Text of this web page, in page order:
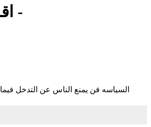
اقوال وامثال -
السياسه فن يمنع الناس عن التدخل